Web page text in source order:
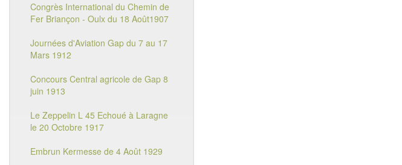
Congrès International du Chemin de
Fer Briançon - Oulx du 18 Août1907
Journées d'Aviation Gap du 7 au 17
Mars 1912
Concours Central agricole de Gap 8
juin 1913
Le Zeppelin L 45 Echoué à Laragne
le 20 Octobre 1917
Embrun Kermesse de 4 Août 1929